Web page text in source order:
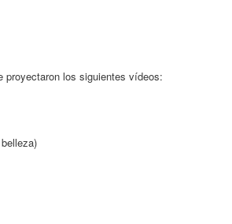
proyectaron los siguientes vídeos: